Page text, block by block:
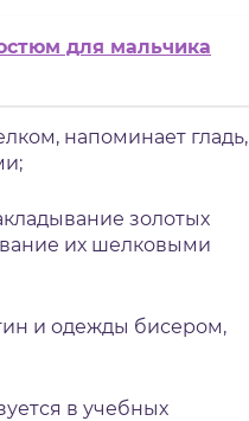
для мальчика
напоминает гладь,
золотых
их шелковыми
и одежды бисером,
в учебных